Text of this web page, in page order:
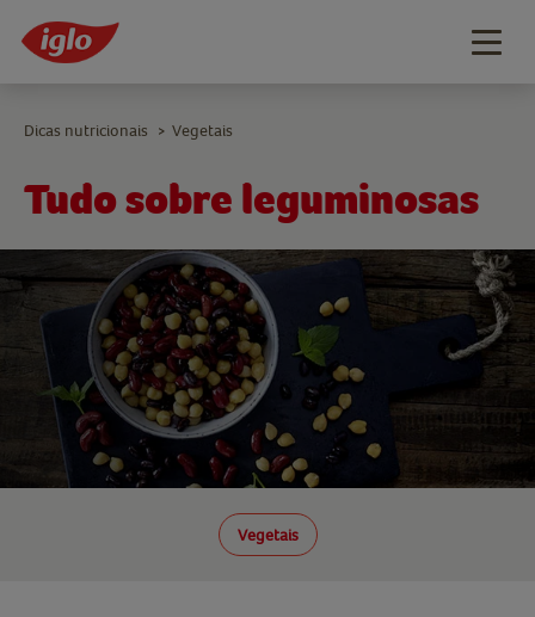
Tudo sobre leguminosas
Vegetais
Dicas nutricionais > Vegetais